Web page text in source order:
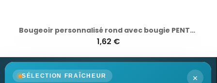
Bougeoir personnalisé rond avec bougie PENTAS
1,62 €
×
SÉLECTION FRAÎCHEUR